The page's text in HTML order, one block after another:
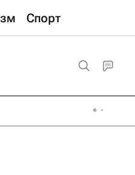
Спорт